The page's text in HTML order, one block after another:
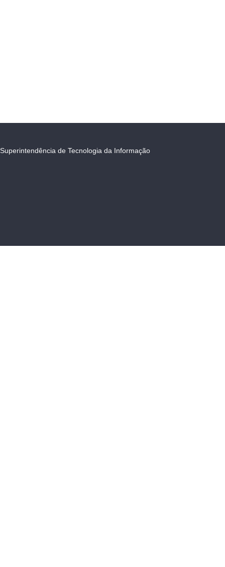
Superintendência de Tecnologia da Informação